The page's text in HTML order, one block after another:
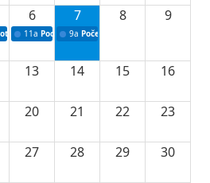
ugovora o stipendijama za
6
11a Podrška razvoju vodne infrastrukture u
7
9a Početak izgradnje nove
8 9
13 14 15 16
20 21 22 23
27 28 29 30